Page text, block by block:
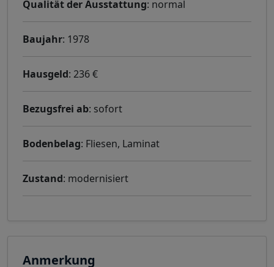
Qualität der Ausstattung: normal
Baujahr: 1978
Hausgeld: 236 €
Bezugsfrei ab: sofort
Bodenbelag: Fliesen, Laminat
Zustand: modernisiert
Anmerkung